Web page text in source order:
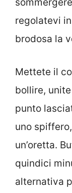
regolatevi
brodosa la
Mettete il
bollire,
punto
uno
un’oretta.
quindici
alternativa